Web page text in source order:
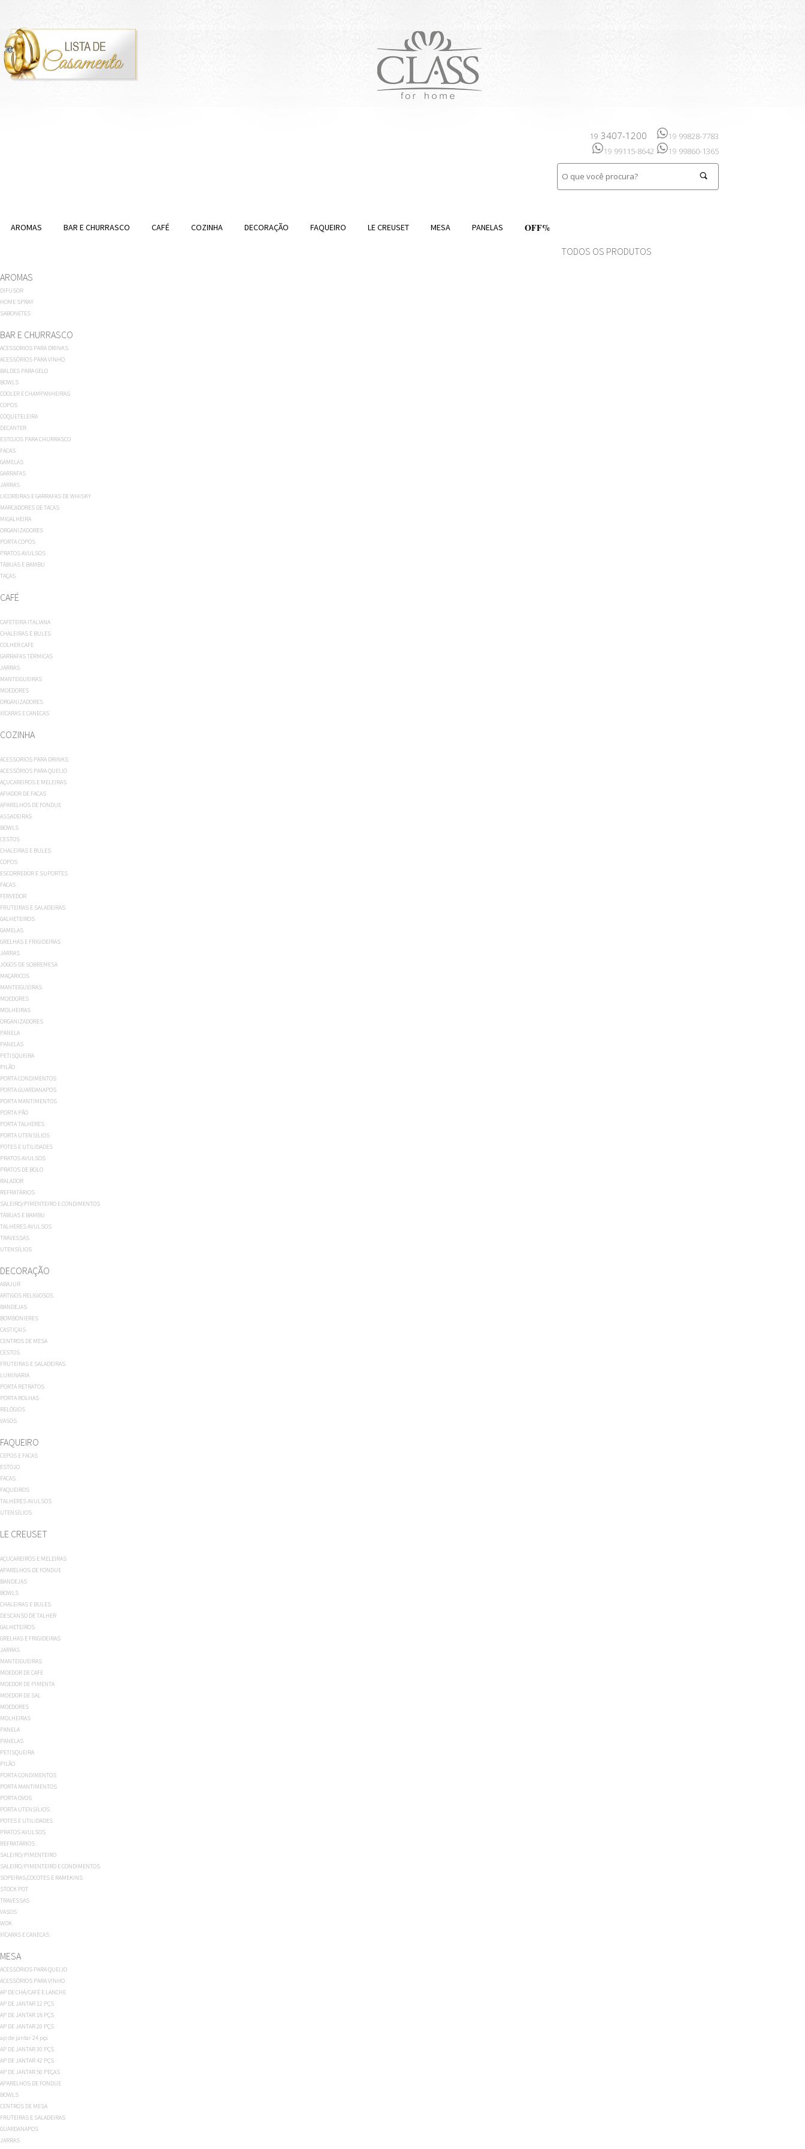
19 3407-1200 19 99828-7783
19 99115-8642 19 99860-1365
AROMAS BAR E CHURRASCO CAFÉ COZINHA DECORAÇÃO FAQUEIRO LE CREUSET MESA PANELAS OFF%
TODOS OS PRODUTOS
AROMAS
DIFUSOR
HOME SPRAY
SABONETES
BAR E CHURRASCO
ACESSORIOS PARA DRINKS
ACESSÓRIOS PARA VINHO
BALDES PARA GELO
BOWLS
COOLER E CHAMPANHEIRAS
COPOS
COQUETELEIRA
DECANTER
ESTOJOS PARA CHURRASCO
FACAS
GAMELAS
GARRAFAS
JARRAS
LICOREIRAS E GARRAFAS DE WHISKY
MARCADORES DE TACAS
MIGALHEIRA
ORGANIZADORES
PORTA COPOS
PRATOS AVULSOS
TÁBUAS E BAMBU
TAÇAS
CAFÉ
CAFETEIRA ITALIANA
CHALEIRAS E BULES
COLHER CAFE
GARRAFAS TÉRMICAS
JARRAS
MANTEIGUEIRAS
MOEDORES
ORGANIZADORES
XÍCARAS E CANECAS
COZINHA
ACESSORIOS PARA DRINKS
ACESSÓRIOS PARA QUEIJO
AÇUCAREIROS E MELEIRAS
AFIADOR DE FACAS
APARELHOS DE FONDUE
ASSADEIRAS
BOWLS
CESTOS
CHALEIRAS E BULES
COPOS
ESCORREDOR E SUPORTES
FACAS
FERVEDOR
FRUTEIRAS E SALADEIRAS
GALHETEIROS
GAMELAS
GRELHAS E FRIGIDEIRAS
JARRAS
JOGOS DE SOBREMESA
MAÇARICOS
MANTEIGUEIRAS
MOEDORES
MOLHEIRAS
ORGANIZADORES
PANELA
PANELAS
PETISQUEIRA
PILÃO
PORTA CONDIMENTOS
PORTA GUARDANAPOS
PORTA MANTIMENTOS
PORTA PÃO
PORTA TALHERES
PORTA UTENSÍLIOS
POTES E UTILIDADES
PRATOS AVULSOS
PRATOS DE BOLO
RALADOR
REFRATÁRIOS
SALEIRO/PIMENTEIRO E CONDIMENTOS
TÁBUAS E BAMBU
TALHERES AVULSOS
TRAVESSAS
UTENSÍLIOS
DECORAÇÃO
ABAJUR
ARTIGOS RELIGIOSOS
BANDEJAS
BOMBONIERES
CASTIÇAIS
CENTROS DE MESA
CESTOS
FRUTEIRAS E SALADEIRAS
LUMINARIA
PORTA RETRATOS
PORTA ROLHAS
RELÓGIOS
VASOS
FAQUEIRO
CEPOS E FACAS
ESTOJO
FACAS
FAQUEIROS
TALHERES AVULSOS
UTENSÍLIOS
LE CREUSET
AÇUCAREIROS E MELEIRAS
APARELHOS DE FONDUE
BANDEJAS
BOWLS
CHALEIRAS E BULES
DESCANSO DE TALHER
GALHETEIROS
GRELHAS E FRIGIDEIRAS
JARRAS
MANTEIGUEIRAS
MOEDOR DE CAFE
MOEDOR DE PIMENTA
MOEDOR DE SAL
MOEDORES
MOLHEIRAS
PANELA
PANELAS
PETISQUEIRA
PILÃO
PORTA CONDIMENTOS
PORTA MANTIMENTOS
PORTA OVOS
PORTA UTENSÍLIOS
POTES E UTILIDADES
PRATOS AVULSOS
REFRATÁRIOS
SALEIRO/PIMENTEIRO
SALEIRO/PIMENTEIRO E CONDIMENTOS
SOPEIRAS,COCOTES E RAMEKINS
STOCK POT
TRAVESSAS
VASOS
WOK
XÍCARAS E CANECAS
MESA
ACESSÓRIOS PARA QUEIJO
ACESSÓRIOS PARA VINHO
AP DE CHÁ/CAFÉ E LANCHE
AP DE JANTAR 12 PÇS
AP DE JANTAR 18 PÇS
AP DE JANTAR 20 PÇS
ap de jantar 24 pçs
AP DE JANTAR 30 PÇS
AP DE JANTAR 42 PÇS
AP DE JANTAR 50 PEÇAS
APARELHOS DE FONDUE
BOWLS
CENTROS DE MESA
FRUTEIRAS E SALADEIRAS
GUARDANAPOS
JARRAS